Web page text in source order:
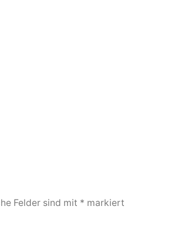
Felder sind mit * markiert